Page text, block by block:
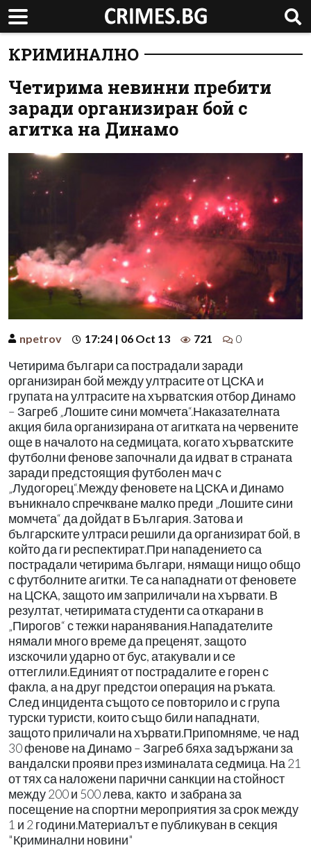
КРИМИНАЛНО
Четирима невинни пребити
заради организиран бой с
агитка на Динамо
npetrov 17:24 | 06 Oct 13 721 0
Четирима българи са пострадали заради
организиран бой между ултрасите от ЦСКА и
групата на ултрасите на хърватския отбор Динамо
– Загреб „Лошите сини момчета“.Наказателната
акция била организирана от агитката на червените
още в началото на седмицата, когато хърватските
футболни фенове започнали да идват в страната
заради предстоящия футболен мач с
„Лудогорец“.Между феновете на ЦСКА и Динамо
въникнало спречкване малко преди „Лошите сини
момчета“ да дойдат в България. Затова и
българските ултраси решили да организират бой, в
който да ги респектират.При нападението са
пострадали четирима българи, нямащи нищо общо
с футболните агитки. Те са нападнати от феновете
на ЦСКА, защото им заприличали на хървати. В
резултат, четиримата студенти са откарани в
„Пирогов“ с тежки наранявания.Нападателите
нямали много време да преценят, защото
изскочили ударно от бус, атакували и се
оттеглили.Единият от пострадалите е горен с
факла, а на друг предстои операция на ръката.
След инцидента същото се повторило и с група
турски туристи, които също били нападнати,
защото приличали на хървати.Припомняме, че над
30 фенове на Динамо – Загреб бяха задържани за
вандалски прояви през изминалата седмица. На 21
от тях са наложени парични санкции на стойност
между 200 и 500 лева, както и забрана за
посещение на спортни мероприятия за срок между
1 и 2 години.Материалът е публикуван в секция
"Криминални новини"